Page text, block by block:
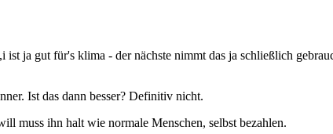
ja gut für's klima - der nächste nimmt das ja schließlich
Ist das dann besser? Definitiv nicht.
muss ihn halt wie normale Menschen, selbst bezahlen.